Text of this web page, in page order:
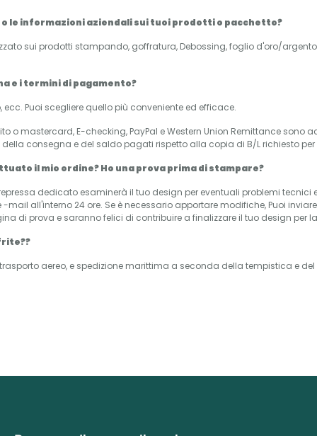
le informazioni aziendali sui tuoi prodotti o pacchetto?
sui prodotti stampando, goffratura, Debossing, foglio d'oro/
e i termini di pagamento?
ecc. Puoi scegliere quello più conveniente ed efficace.
o mastercard, E-checking, PayPal e Western Union Remittance sono
consegna e del saldo pagati rispetto alla copia di B/L richiesto
il mio ordine? Ho una prova prima di stampare?
dedicato esaminerà il tuo design per eventuali problemi tecnici
mail all'interno 24 ore. Se è necessario apportare modifiche, Puoi
di prova e saranno felici di contribuire a finalizzare il tuo design per
trasporto aereo, e spedizione marittima a seconda della tempistica e